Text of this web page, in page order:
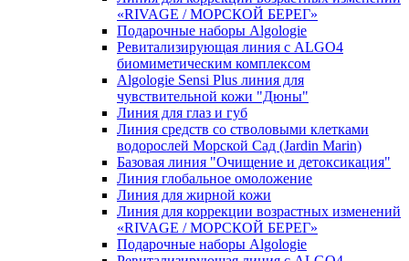
«RIVAGE / МОРСКОЙ БЕРЕГ»
Подарочные наборы Algologie
Ревитализирующая линия с ALGO4
биомиметическим комплексом
Algologie Sensi Plus линия для
чувcтвительной кожи "Дюны"
Линия для глаз и губ
Линия средств со стволовыми клетками
водорослей Морской Сад (Jardin Marin)
Базовая линия "Очищение и детоксикация"
Линия глобальное омоложение
Линия для жирной кожи
Линия для коррекции возрастных изменений
«RIVAGE / МОРСКОЙ БЕРЕГ»
Подарочные наборы Algologie